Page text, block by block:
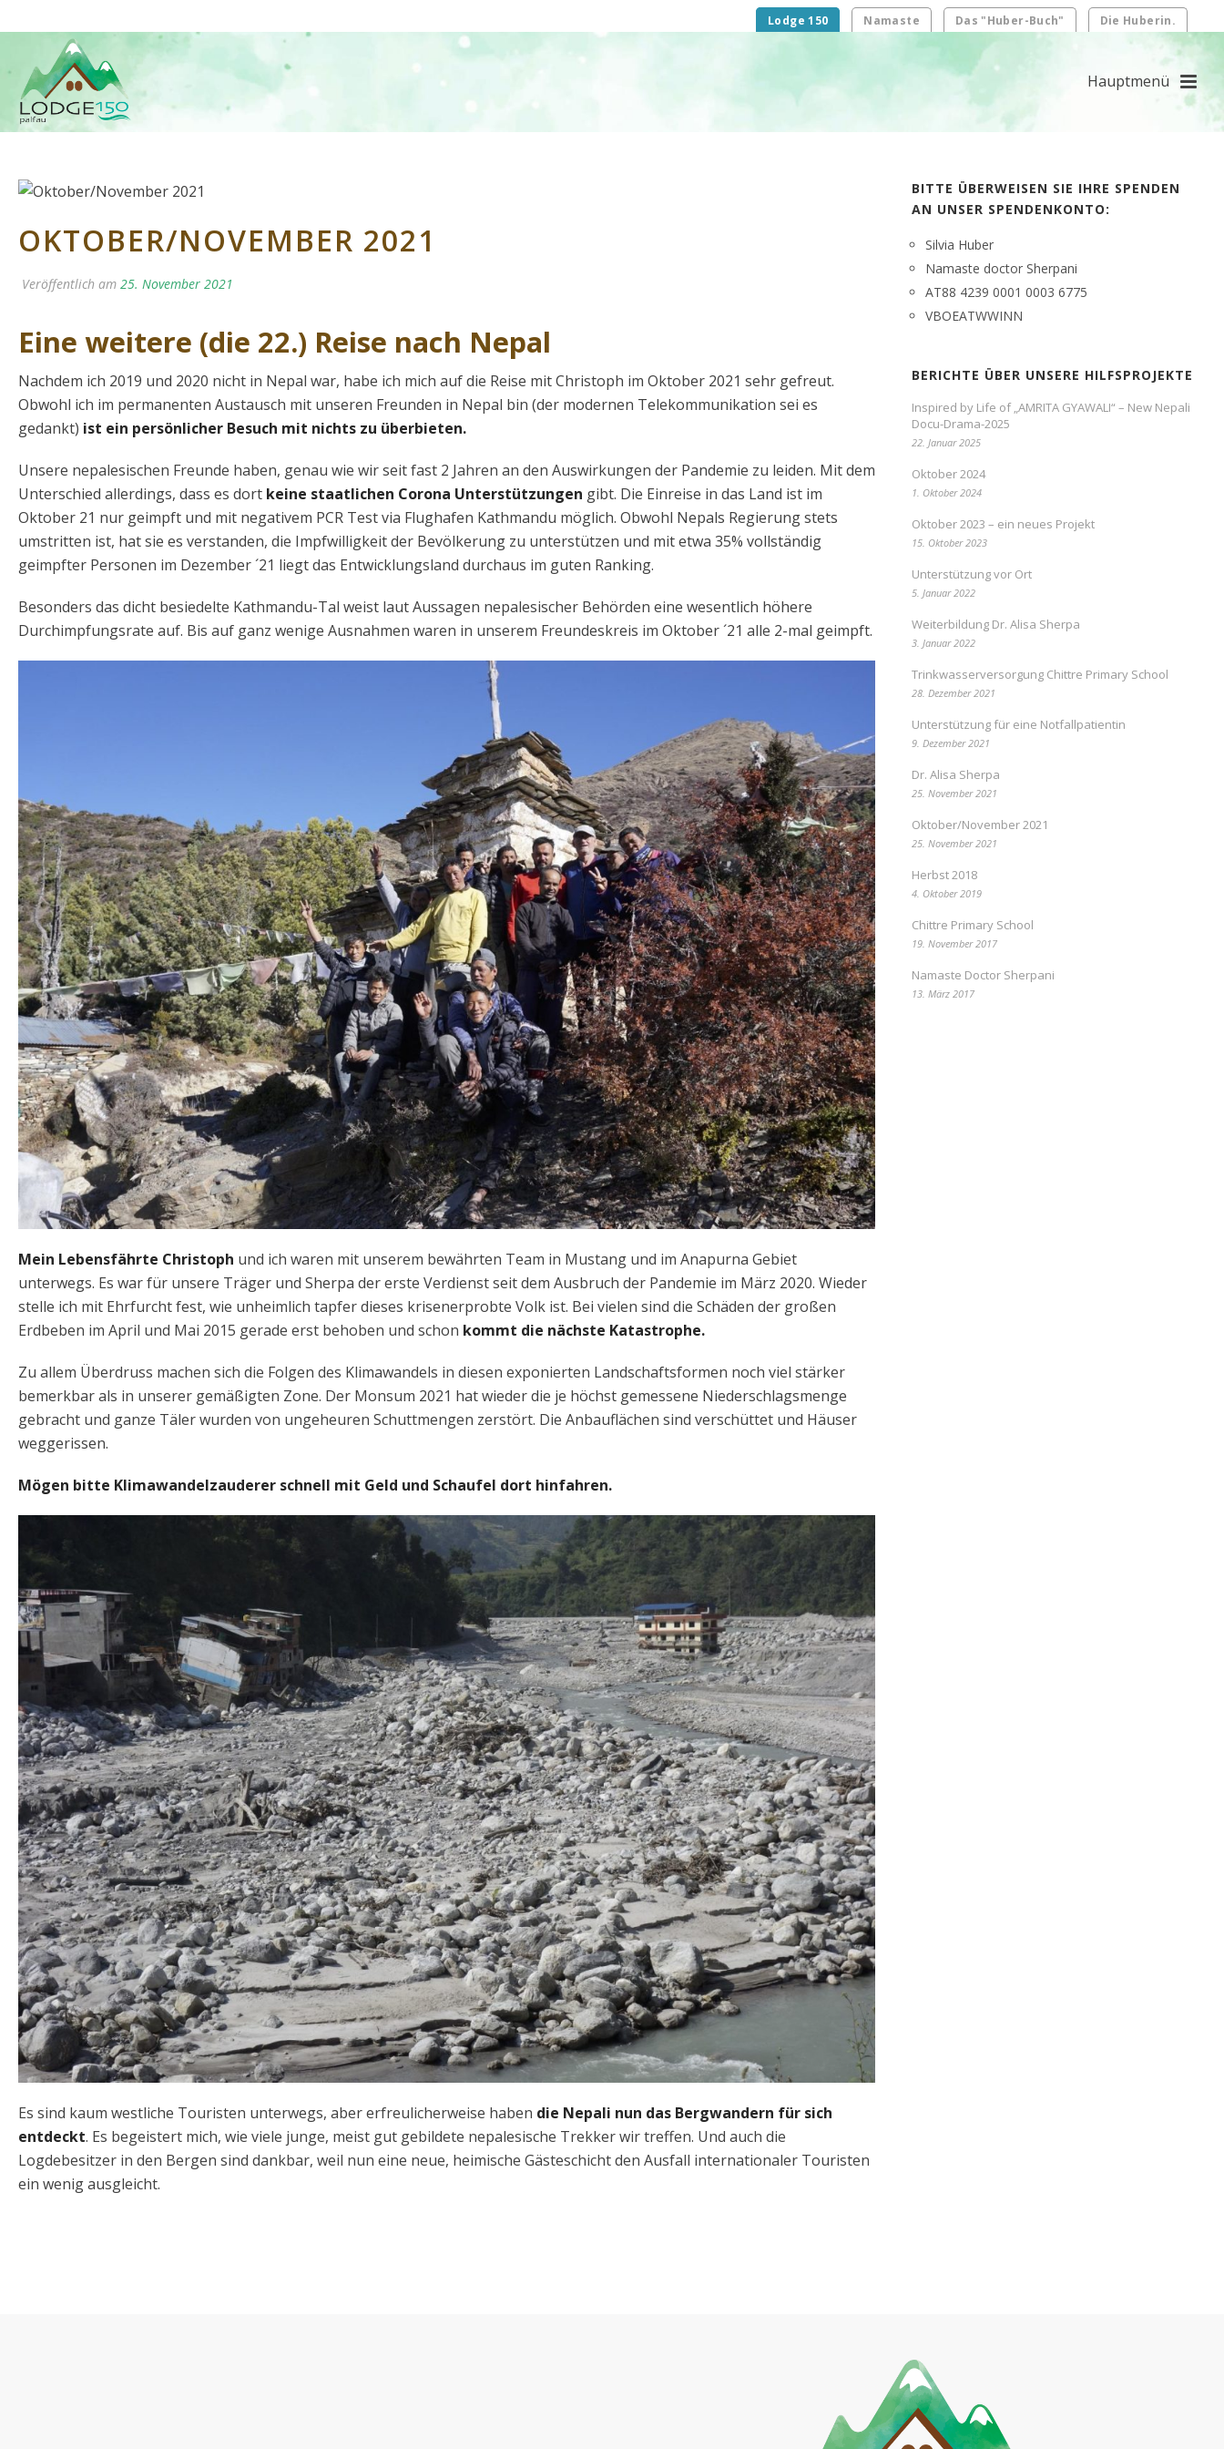
Lodge 150 Namaste Das "Huber-Buch" Die Huberin.
OKTOBER/NOVEMBER 2021
Veröffentlich am 25. November 2021
Eine weitere (die 22.) Reise nach Nepal
Nachdem ich 2019 und 2020 nicht in Nepal war, habe ich mich auf die Reise mit Christoph im Oktober 2021 sehr gefreut.
Obwohl ich im permanenten Austausch mit unseren Freunden in Nepal bin (der modernen Telekommunikation sei es
gedankt) ist ein persönlicher Besuch mit nichts zu überbieten.
Unsere nepalesischen Freunde haben, genau wie wir seit fast 2 Jahren an den Auswirkungen der Pandemie zu leiden. Mit dem
Unterschied allerdings, dass es dort keine staatlichen Corona Unterstützungen gibt. Die Einreise in das Land ist im
Oktober 21 nur geimpft und mit negativem PCR Test via Flughafen Kathmandu möglich. Obwohl Nepals Regierung stets
umstritten ist, hat sie es verstanden, die Impfwilligkeit der Bevölkerung zu unterstützen und mit etwa 35% vollständig
geimpfter Personen im Dezember ´21 liegt das Entwicklungsland durchaus im guten Ranking.
Besonders das dicht besiedelte Kathmandu-Tal weist laut Aussagen nepalesischer Behörden eine wesentlich höhere
Durchimpfungsrate auf. Bis auf ganz wenige Ausnahmen waren in unserem Freundeskreis im Oktober ´21 alle 2-mal geimpft.
Mein Lebensfährte Christoph und ich waren mit unserem bewährten Team in Mustang und im Anapurna Gebiet
unterwegs. Es war für unsere Träger und Sherpa der erste Verdienst seit dem Ausbruch der Pandemie im März 2020. Wieder
stelle ich mit Ehrfurcht fest, wie unheimlich tapfer dieses krisenerprobte Volk ist. Bei vielen sind die Schäden der großen
Erdbeben im April und Mai 2015 gerade erst behoben und schon kommt die nächste Katastrophe.
Zu allem Überdruss machen sich die Folgen des Klimawandels in diesen exponierten Landschaftsformen noch viel stärker
bemerkbar als in unserer gemäßigten Zone. Der Monsum 2021 hat wieder die je höchst gemessene Niederschlagsmenge
gebracht und ganze Täler wurden von ungeheuren Schuttmengen zerstört. Die Anbauflächen sind verschüttet und Häuser
weggerissen.
Mögen bitte Klimawandelzauderer schnell mit Geld und Schaufel dort hinfahren.
Es sind kaum westliche Touristen unterwegs, aber erfreulicherweise haben die Nepali nun das Bergwandern für sich
entdeckt. Es begeistert mich, wie viele junge, meist gut gebildete nepalesische Trekker wir treffen. Und auch die
Logdebesitzer in den Bergen sind dankbar, weil nun eine neue, heimische Gästeschicht den Ausfall internationaler Touristen
ein wenig ausgleicht.
BITTE ÜBERWEISEN SIE IHRE SPENDEN
AN UNSER SPENDENKONTO:
Silvia Huber
Namaste doctor Sherpani
AT88 4239 0001 0003 6775
VBOEATWWINN
BERICHTE ÜBER UNSERE HILFSPROJEKTE
Inspired by Life of „AMRITA GYAWALI“ – New Nepali
Docu-Drama-2025
22. Januar 2025
Oktober 2024
1. Oktober 2024
Oktober 2023 – ein neues Projekt
15. Oktober 2023
Unterstützung vor Ort
5. Januar 2022
Weiterbildung Dr. Alisa Sherpa
3. Januar 2022
Trinkwasserversorgung Chittre Primary School
28. Dezember 2021
Unterstützung für eine Notfallpatientin
9. Dezember 2021
Dr. Alisa Sherpa
25. November 2021
Oktober/November 2021
25. November 2021
Herbst 2018
4. Oktober 2019
Chittre Primary School
19. November 2017
Namaste Doctor Sherpani
13. März 2017